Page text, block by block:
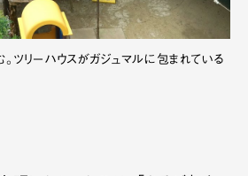
。ツリーハウスがガジュマルに包まれている